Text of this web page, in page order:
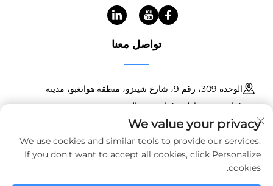
تواصل معنا
الوحدة 309، رقم 9، شارع شينزو، منطقة هوانغبو، مدينة
قوانغتشو، مقاطعة قوانغدونغ، الصين
[email protected]
We value your privacy
We use cookies and similar tools to provide our services.
If you don't want to accept all cookies, click Personalize
cookies.